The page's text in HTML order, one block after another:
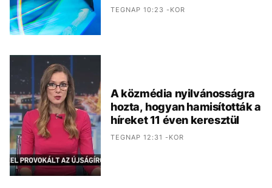
TEGNAP 10:23 -KOR
A közmédia nyilvánosságra
hozta, hogyan hamisították a
híreket 11 éven keresztül
TEGNAP 12:31 -KOR